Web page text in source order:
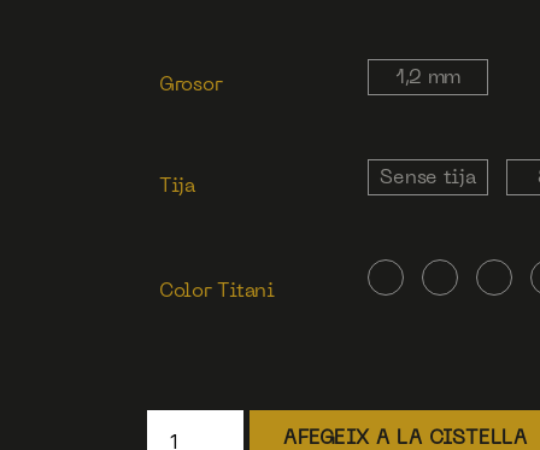
Grosor 1,2 mm
Tija Sense tija
Color Titani
AFEGEIX A LA CISTELLA